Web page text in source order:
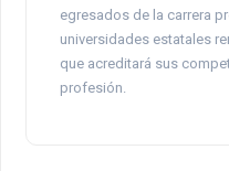
egresados de la carrera
universidades estatales
que acreditará sus
profesión.